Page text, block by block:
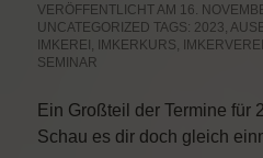
VERÖFFENTLICHT AM 16.
UNCATEGORIZED TAGS: 2023,
IMKEREI, IMKERKURS,
SEMINAR
Ein Großteil der Termine für
Schau es dir doch gleich